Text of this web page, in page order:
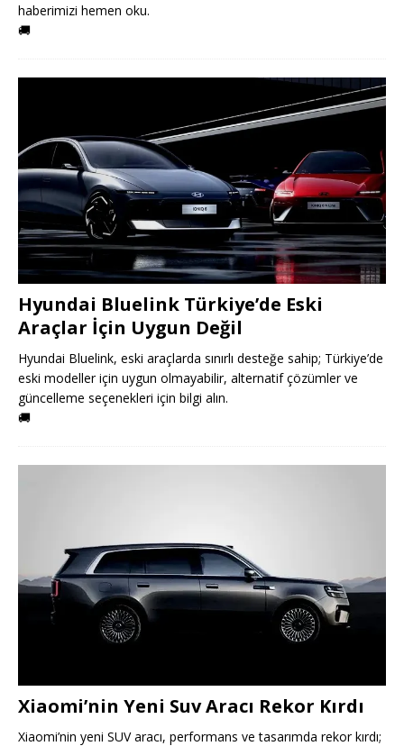
haberimizi hemen oku.
🚚
Hyundai Bluelink Türkiye’de Eski
Araçlar İçin Uygun Değil
Hyundai Bluelink, eski araçlarda sınırlı desteğe sahip; Türkiye’de
eski modeller için uygun olmayabilir, alternatif çözümler ve
güncelleme seçenekleri için bilgi alın.
🚚
Xiaomi’nin Yeni Suv Aracı Rekor Kırdı
Xiaomi’nin yeni SUV aracı, performans ve tasarımda rekor kırdı;